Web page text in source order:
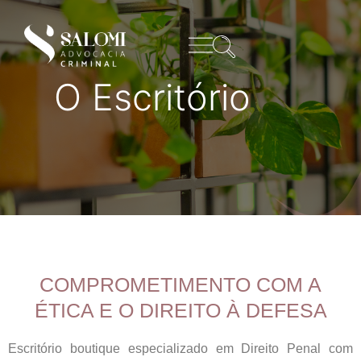
O Escritório
COMPROMETIMENTO COM A
ÉTICA E O DIREITO À DEFESA
Escritório boutique especializado em Direito Penal com